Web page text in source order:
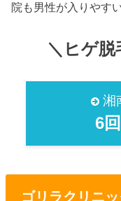
院も男性が入りやす
＼ヒゲ脱
湘
6
ゴリラクリニッ